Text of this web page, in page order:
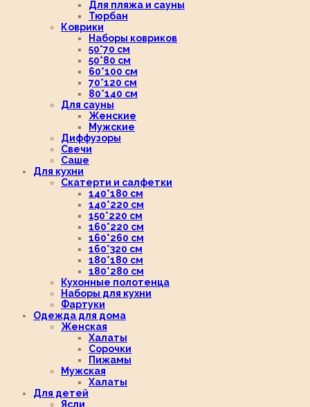
Для пляжа и сауны
Тюрбан
Коврики
Наборы ковриков
50*70 см
50*80 см
60*100 см
70*120 см
80*140 см
Для сауны
Женские
Мужские
Диффузоры
Свечи
Саше
Для кухни
Скатерти и салфетки
140*180 см
140*220 см
150*220 см
160*220 см
160*260 см
160*320 см
180*180 см
180*280 см
Кухонные полотенца
Наборы для кухни
Фартуки
Одежда для дома
Женская
Халаты
Сорочки
Пижамы
Мужская
Халаты
Для детей
Ясли